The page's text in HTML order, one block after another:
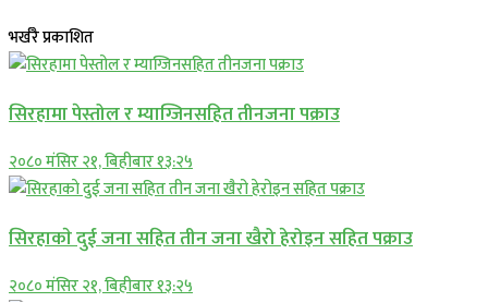
भर्खरै प्रकाशित
सिरहामा पेस्तोल र म्याग्जिनसहित तीनजना पक्राउ
२०८० मंसिर २१, बिहीबार १३:२५
सिरहाकाे दुई जना सहित तीन जना खैरो हेरोइन सहित पक्राउ
२०८० मंसिर २१, बिहीबार १३:२५